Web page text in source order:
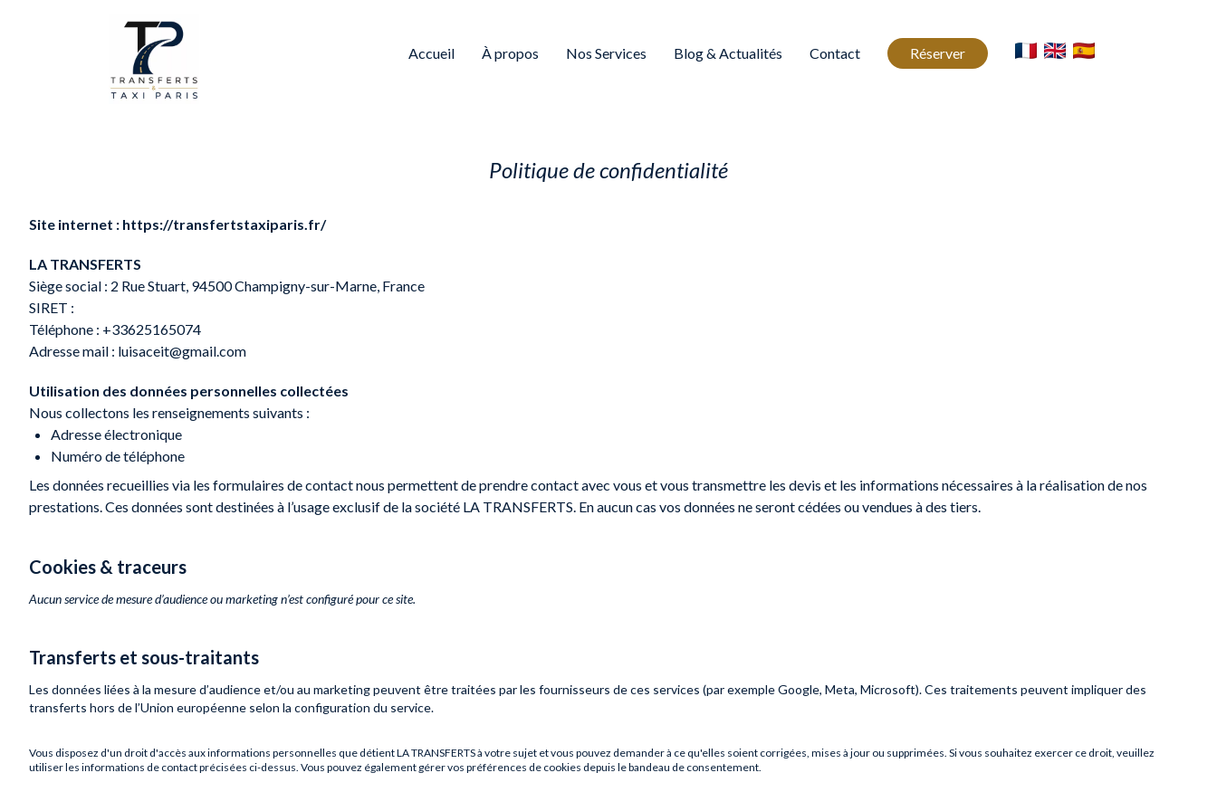
Accueil À propos Nos Services Blog & Actualités Contact Réserver
Politique de confidentialité
Site internet : https://transfertstaxiparis.fr/
LA TRANSFERTS
Siège social : 2 Rue Stuart, 94500 Champigny-sur-Marne, France
SIRET :
Téléphone : +33625165074
Adresse mail : luisaceit@gmail.com
Utilisation des données personnelles collectées
Nous collectons les renseignements suivants :
Adresse électronique
Numéro de téléphone
Les données recueillies via les formulaires de contact nous permettent de prendre contact avec vous et vous transmettre les devis et les informations nécessaires à la réalisation de nos
prestations. Ces données sont destinées à l’usage exclusif de la société LA TRANSFERTS. En aucun cas vos données ne seront cédées ou vendues à des tiers.
Cookies & traceurs
Aucun service de mesure d’audience ou marketing n’est configuré pour ce site.
Transferts et sous-traitants
Les données liées à la mesure d’audience et/ou au marketing peuvent être traitées par les fournisseurs de ces services (par exemple Google, Meta, Microsoft). Ces traitements peuvent impliquer des
transferts hors de l’Union européenne selon la configuration du service.
Vous disposez d'un droit d'accès aux informations personnelles que détientLA TRANSFERTSà votre sujet et vous pouvez demander à ce qu'elles soient corrigées, mises à jour ou supprimées. Si vous souhaitez exercer ce droit, veuillez
utiliser les informations de contact précisées ci-dessus. Vous pouvez également gérer vos préférences de cookies depuis le bandeau de consentement.